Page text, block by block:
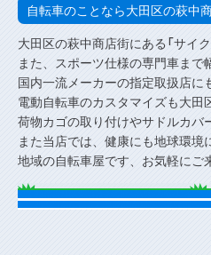
自転車のことなら大田区の萩中
大田区の萩中商店街にある「サイ
また、スポーツ仕様の専門車ま
国内一流メーカーの指定取扱店
電動自転車のカスタマイズも大田
荷物カゴの取り付けやサドルカ
また当店では、健康にも地球環
地域の自転車屋です、お気軽にご